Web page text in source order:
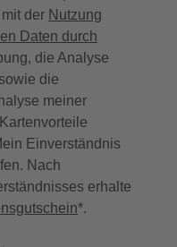
der Nutzung
Daten durch
die Analyse
die
meiner
Einverständnis
Nach
erhalte
*.